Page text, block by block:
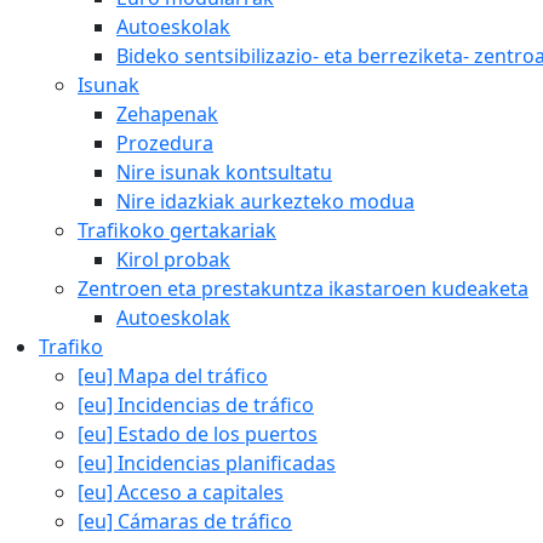
Autoeskolak
Bideko sentsibilizazio- eta berreziketa-
Isunak
Zehapenak
Prozedura
Nire isunak kontsultatu
Nire idazkiak aurkezteko modua
Trafikoko gertakariak
Kirol probak
Zentroen eta prestakuntza ikastaroen kudeaketa
Autoeskolak
Trafiko
[eu] Mapa del tráfico
[eu] Incidencias de tráfico
[eu] Estado de los puertos
[eu] Incidencias planificadas
[eu] Acceso a capitales
[eu] Cámaras de tráfico